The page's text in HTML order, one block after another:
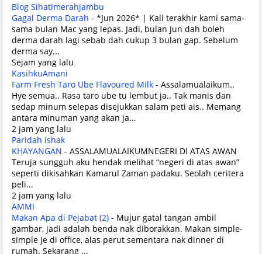
Blog Sihatimerahjambu
Gagal Derma Darah - *Jun 2026* | Kali terakhir kami sama-
sama bulan Mac yang lepas. Jadi, bulan Jun dah boleh
derma darah lagi sebab dah cukup 3 bulan gap. Sebelum
derma say...
Sejam yang lalu
KasihkuAmani
Farm Fresh Taro Ube Flavoured Milk - Assalamualaikum..
Hye semua.. Rasa taro ube tu lembut ja.. Tak manis dan
sedap minum selepas disejukkan salam peti ais.. Memang
antara minuman yang akan ja...
2 jam yang lalu
Paridah ishak
KHAYANGAN - ASSALAMUALAIKUMNEGERI DI ATAS AWAN
Teruja sungguh aku hendak melihat “negeri di atas awan”
seperti dikisahkan Kamarul Zaman padaku. Seolah ceritera
peli...
2 jam yang lalu
AMMI
Makan Apa di Pejabat (2) - Mujur gatal tangan ambil
gambar, jadi adalah benda nak diborakkan. Makan simple-
simple je di office, alas perut sementara nak dinner di
rumah. Sekarang ...